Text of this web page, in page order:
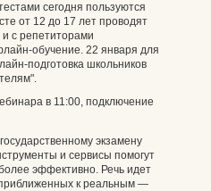
сегодня пользуются
от 12 до 17 лет проводят
и с репетиторами
обучение. 22 января для
подготовка школьников
в 11:00, подключение
экзамену
и сервисы помогут
эффективно. Речь идет
к реальным —